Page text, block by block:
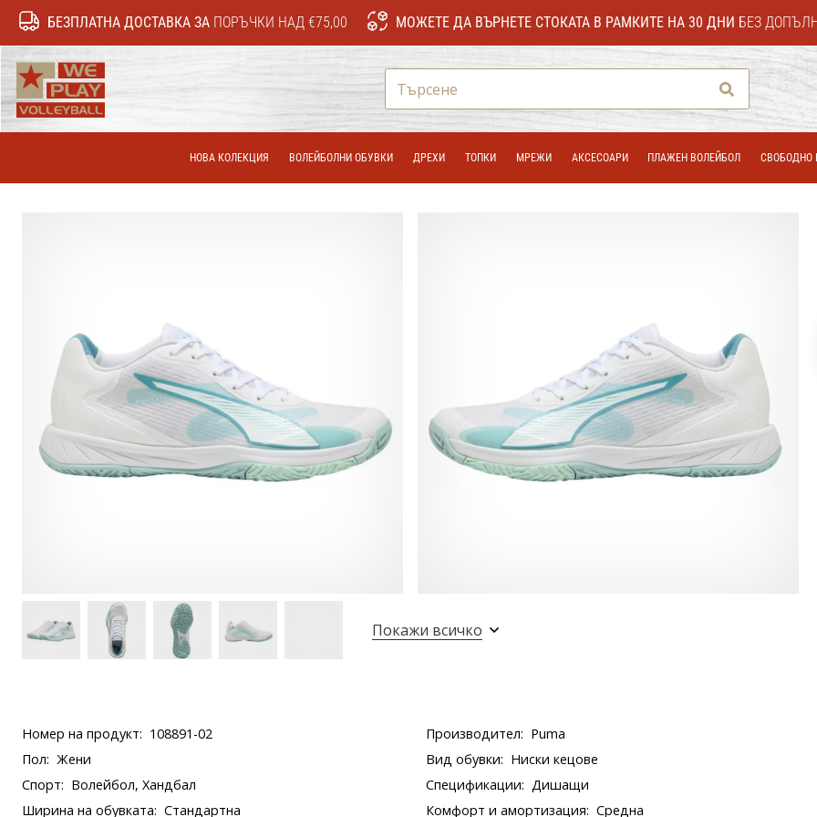
БЕЗПЛАТНА ДОСТАВКА ЗА ПОРЪЧКИ НАД €75,00 МОЖЕТЕ ДА ВЪРНЕТЕ СТОКАТА В РАМКИТЕ НА 30 ДНИ БЕЗ
Търсене
НОВА КОЛЕКЦИЯ ВОЛЕЙБОЛНИ ОБУВКИ ДРЕХИ ТОПКИ МРЕЖИ АКСЕСОАРИ ПЛАЖЕН ВОЛЕЙБОЛ СВОБОДНО
Покажи всичко
Номер на продукт: 108891-02 Производител: Puma
Пол: Жени Вид обувки: Ниски кецове
Спорт: Волейбол, Хандбал Спецификации: Дишащи
Ширина на обувката: Стандартна Комфорт и амортизация: Средна